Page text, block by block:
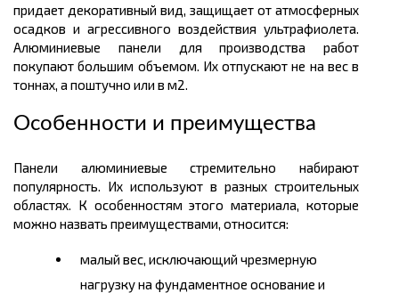
придает декоративный вид, защищает от атмосферных
осадков и агрессивного воздействия ультрафиолета.
Алюминиевые панели для производства работ
покупают большим объемом. Их отпускают не на вес в
тоннах, а поштучно или в м2.
Особенности и преимущества
Панели алюминиевые стремительно набирают
популярность. Их используют в разных строительных
областях. К особенностям этого материала, которые
можно назвать преимуществами, относится:
малый вес, исключающий чрезмерную
нагрузку на фундаментное основание и